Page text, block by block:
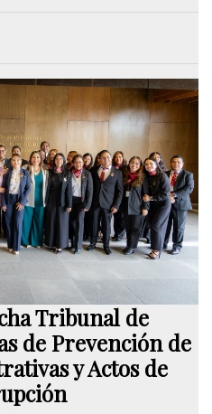
Tribunal de
de Prevención de
y Actos de